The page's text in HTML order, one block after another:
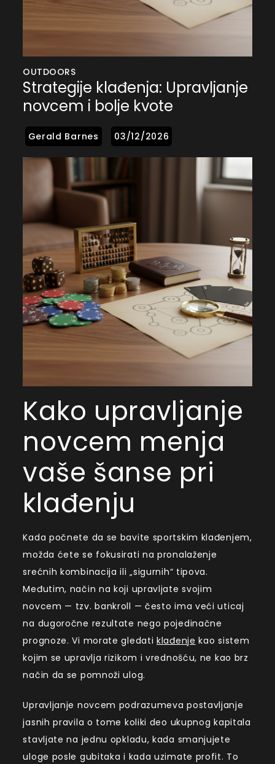
OUTDOORS
Strategije klađenja: Upravljanje
novcem i bolje kvote
Kako upravljanje
novcem menja
vaše šanse pri
klađenju
Kada počnete da se bavite sportskim klađenjem,
možda ćete se fokusirati na pronalaženje
srećnih kombinacija ili „sigurnih“ tipova.
Međutim, način na koji upravljate svojim
novcem — tzv. bankroll — često ima veći uticaj
na dugoročne rezultate nego pojedinačne
prognoze. Vi morate gledatiklađenje kao sistem
kojim se upravlja rizikom i vrednošću, ne kao brz
način da se pomnoži ulog.
Upravljanje novcem podrazumeva postavljanje
jasnih pravila o tome koliki deo ukupnog kapitala
stavljate na jednu opkladu, kada smanjujete
uloge posle gubitaka i kada uzimate profit. To